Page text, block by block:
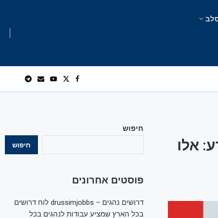
אלו
חיפוש
חיפוש
פוסטים אחרונים
דרושים נהגים – drussimjobbs לוח דרושים
בכל הארץ שמציע עבודות לנהגים בכל